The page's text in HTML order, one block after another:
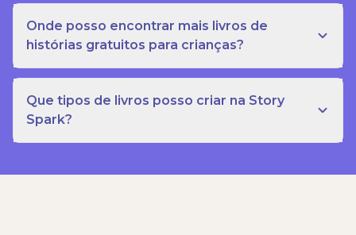
Onde posso encontrar mais livros de
histórias gratuitos para crianças?
Que tipos de livros posso criar na Story
Spark?